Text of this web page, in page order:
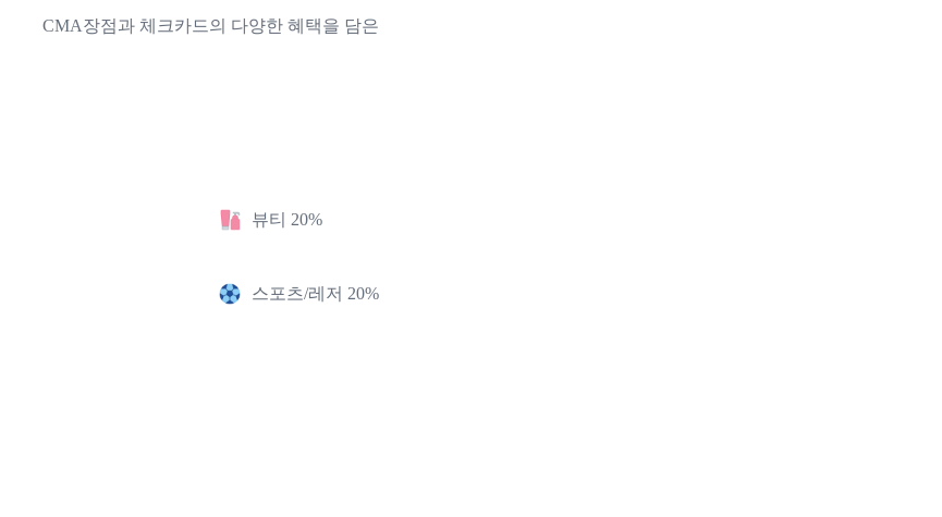
CMA장점과 체크카드의 다양한 혜택을 담은
뷰티 20%
스포츠/레저 20%